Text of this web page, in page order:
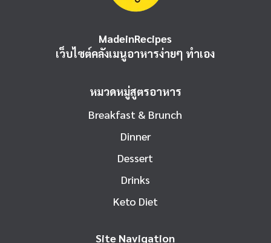
MadeinRecipes
เว็บไซต์คลังเมนูอาหารง่ายๆ ทำเอง
หมวดหมู่สูตรอาหาร
Breakfast & Brunch
Dinner
Dessert
Drinks
Keto Diet
Site Navigation